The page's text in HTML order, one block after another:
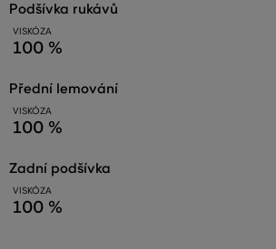
podšívka rukávů
VISKÓZA
100 %
přední lemování
VISKÓZA
100 %
zadní podšívka
VISKÓZA
100 %